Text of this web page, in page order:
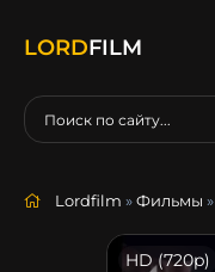
LORDFILM
Lordfilm »Фильмы »
HD (720p)